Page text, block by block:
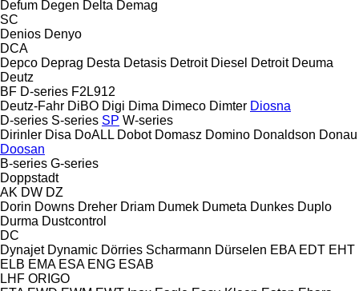
Defum Degen Delta Demag
SC
Denios Denyo
DCA
Depco Deprag Desta Detasis Detroit Diesel Detroit Deuma
Deutz
BF D-series F2L912
Deutz-Fahr DiBO Digi Dima Dimeco Dimter Diosna
D-series S-series SP W-series
Dirinler Disa DoALL Dobot Domasz Domino Donaldson Donau
Doosan
B-series G-series
Doppstadt
AK DW DZ
Dorin Downs Dreher Driam Dumek Dumeta Dunkes Duplo
Durma Dustcontrol
DC
Dynajet Dynamic Dörries Scharmann Dürselen EBA EDT EHT
ELB EMA ESA ENG ESAB
LHF ORIGO